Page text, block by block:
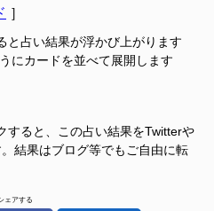
］
と占い結果が浮かび上がります
にカードを並べて展開します
すると、この占い結果をTwitterや
結果はブログ等でもご自由に転
ェアする